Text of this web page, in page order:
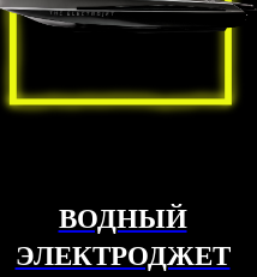
ВОДНЫЙ
ЭЛЕКТРОДЖЕТ